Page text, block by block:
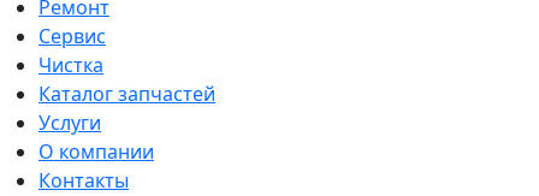
Ремонт
Сервис
Чистка
Каталог запчастей
Услуги
О компании
Контакты